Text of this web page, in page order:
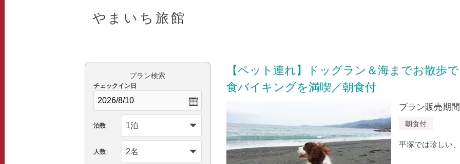
やまいち旅館
【ペット連れ】ドッグラン＆海までお散歩
食バイキングを満喫／朝食付
プラン販売期
朝食付
平塚では珍しい
プラン検索
チェックイン日
泊数
人数